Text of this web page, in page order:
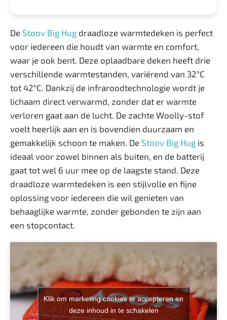
De Stoov Big Hugdraadloze warmtedeken is perfect
voor iedereen die houdt van warmte en comfort,
waar je ook bent. Deze oplaadbare deken heeft drie
verschillende warmtestanden, variërend van 32°C
tot 42°C. Dankzij de infraroodtechnologie wordt je
lichaam direct verwarmd, zonder dat er warmte
verloren gaat aan de lucht. De zachte Woolly-stof
voelt heerlijk aan en is bovendien duurzaam en
gemakkelijk schoon te maken. De Stoov Big Hugis
ideaal voor zowel binnen als buiten, en de batterij
gaat tot wel 6 uur mee op de laagste stand. Deze
draadloze warmtedeken is een stijlvolle en fijne
oplossing voor iedereen die wil genieten van
behaaglijke warmte, zonder gebonden te zijn aan
een stopcontact.
Klik om marketing cookies te accepteren en
deze inhoud in te schakelen